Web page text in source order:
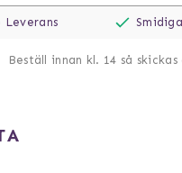
Leverans
Beställ innan kl. 14 så